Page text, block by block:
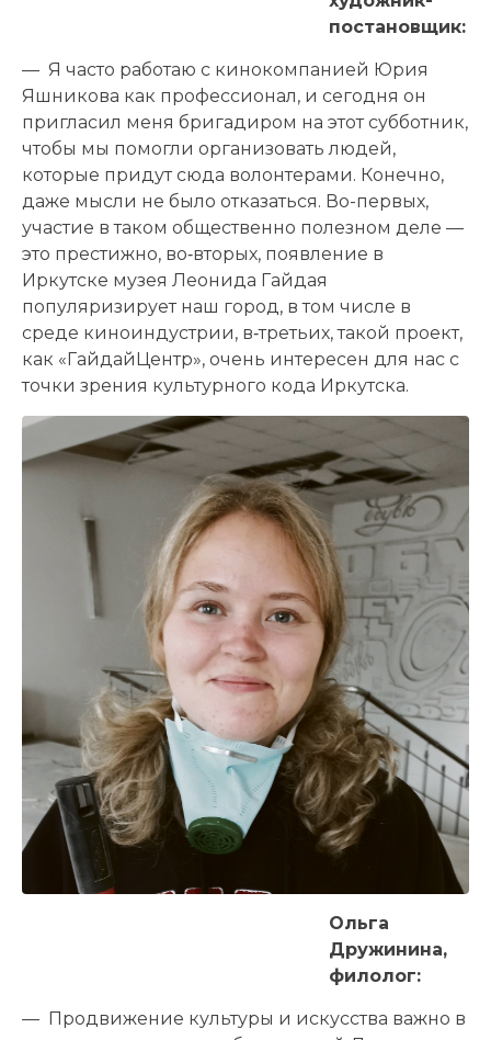
постановщик:
— Я часто работаю с кинокомпанией Юрия
Яшникова как профессионал, и сегодня он
пригласил меня бригадиром на этот субботник,
чтобы мы помогли организовать людей,
которые придут сюда волонтерами. Конечно,
даже мысли не было отказаться. Во-первых,
участие в таком общественно полезном деле —
это престижно, во‑вторых, появление в
Иркутске музея Леонида Гайдая
популяризирует наш город, в том числе в
среде киноиндустрии, в‑третьих, такой проект,
как «ГайдайЦентр», очень интересен для нас с
точки зрения культурного кода Иркутска.
Ольга
Дружинина,
филолог:
— Продвижение культуры и искусства важно в